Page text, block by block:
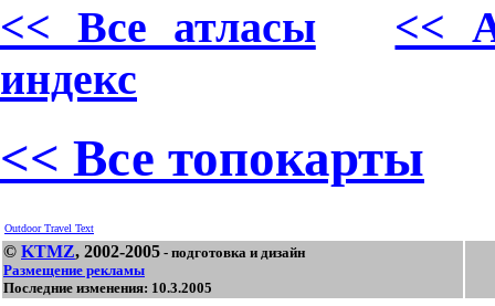
<< Все атласы
<<
индекс
<< Все топокарты
Outdoor Travel Text
© KTMZ, 2002-2005 - подготовка и дизайн
Размещение рекламы
Последние изменения: 10.3.2005